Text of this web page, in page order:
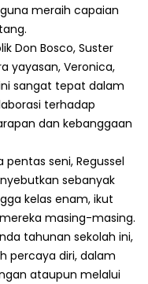
meraih capaian
Don Bosco, Suster
yayasan, Veronica,
sangat tepat dalam
terhadap
dan kebanggaan
seni, Regussel
sebanyak
kelas enam, ikut
masing-masing.
tahunan sekolah ini,
percaya diri, dalam
ataupun melalui